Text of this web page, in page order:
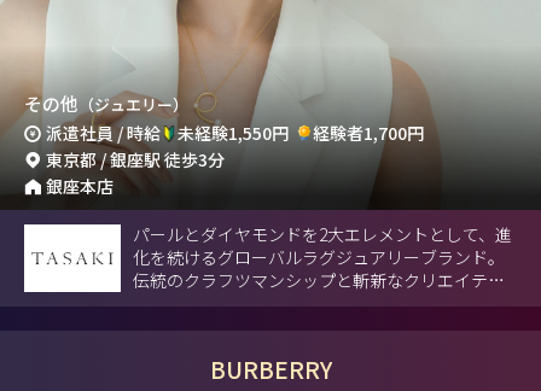
その他 （ジュエリー）
派遣社員 / 時給 未経験1,550円
経験者1,700円
東京都 / 銀座駅 徒歩3分
銀座本店
パールとダイヤモンドを2大エレメントとして、進
化を続けるグローバルラグジュアリーブランド。
伝統のクラフツマンシップと斬新なクリエイティ
ビティによる革新的で洗練されたジュエリーを日
本から世界へ発信。
BURBERRY